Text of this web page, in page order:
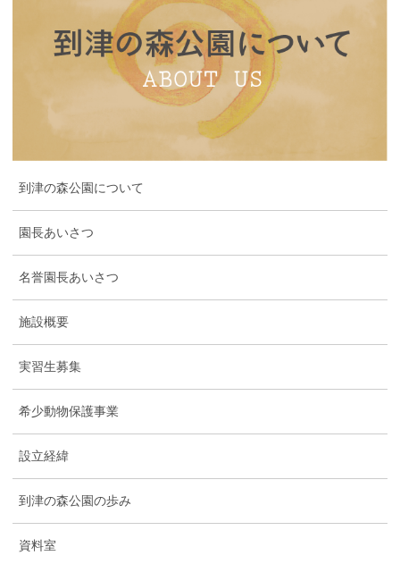
到津の森公園について
園長あいさつ
名誉園長あいさつ
施設概要
実習生募集
希少動物保護事業
設立経緯
到津の森公園の歩み
資料室